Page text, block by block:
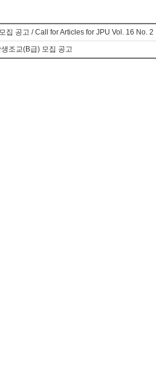
집 공고 / Call for Articles for JPU Vol. 16 No. 2
조교(B급) 모집 공고